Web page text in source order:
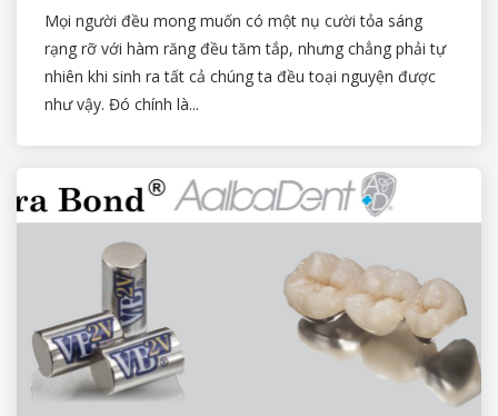
Mọi người đều mong muốn có một nụ cười tỏa sáng
rạng rỡ với hàm răng đều tăm tắp, nhưng chẳng phải tự
nhiên khi sinh ra tất cả chúng ta đều toại nguyện được
như vậy. Đó chính là...